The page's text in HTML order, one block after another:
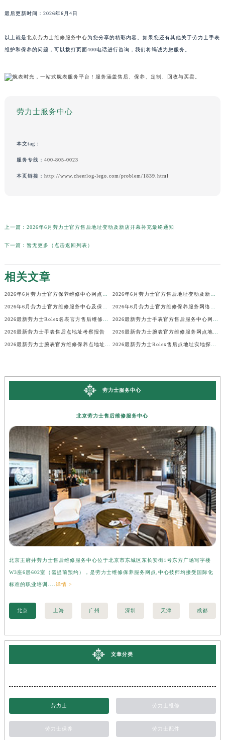
最后更新时间：2026年6月4日
以上就是北京劳力士维修服务中心为您分享的精彩内容。如果您还有其他关于劳力士手表
维护和保养的问题，可以拨打页面400电话进行咨询，我们将竭诚为您服务。
劳力士服务中心
本文tag：
服务专线： 400-805-0023
本页链接： http://www.cheerlog-lego.com/problem/1839.html
上一篇： 2026年6月劳力士官方售后地址变动及新店开幕补充最终通知
下一篇： 暂无更多（点击返回列表）
相关文章
2026最新劳力士手表售后点地址考察报告
劳力士服务中心
北京劳力士售后维修服务中心
北京王府井劳力士售后维修服务中心位于北京市东城区东长安街1号东方广场写字楼
W3座6层602室（需提前预约），是劳力士维修保养服务网点,中心技师均接受国际化
标准的职业培训.... 详情 >
北京 上海 广州 深圳 天津 成都
文章分类
劳力士 劳力士维修
劳力士保养 劳力士配件